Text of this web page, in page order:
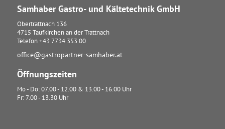
Samhaber Gastro- und Kältetechnik GmbH
Obertrattnach 136
4715 Taufkirchen an der Trattnach
Telefon +43 7734 353 00
office@gastropartner-samhaber.at
Öffnungszeiten
Mo - Do: 07.00 - 12.00 & 13.00 - 16.00 Uhr
Fr: 7.00 - 13.30 Uhr